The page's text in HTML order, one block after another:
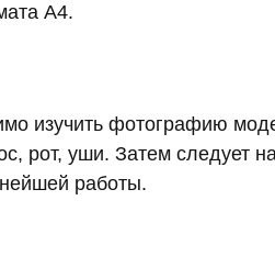
А4.
изучить фотографию
рот, уши. Затем следует
работы.